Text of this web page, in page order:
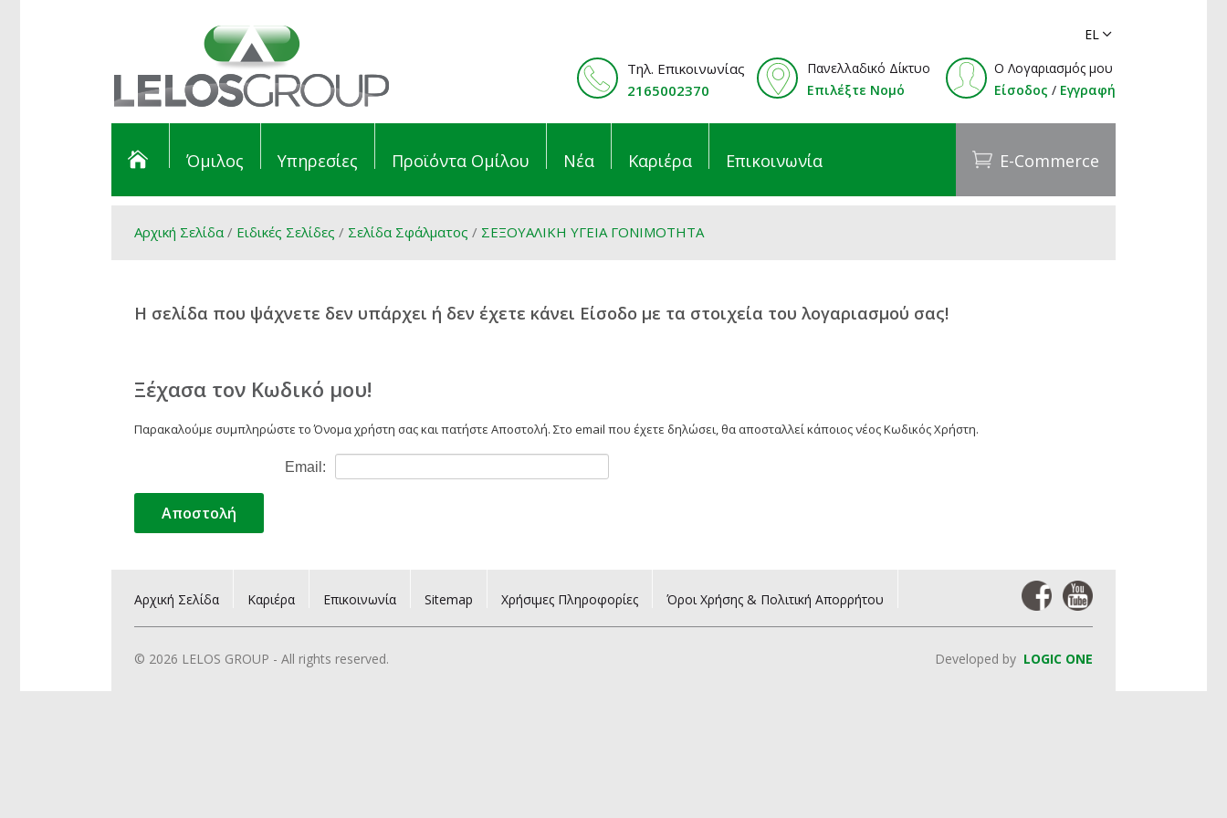
O Λογαριασμός μου
Είσοδος / Εγγραφή
Πανελλαδικό Δίκτυο
Επιλέξτε Νομό
Τηλ. Επικοινωνίας
2165002370
Όμιλος Υπηρεσίες Προϊόντα Ομίλου Νέα Καριέρα Επικοινωνία E-Commerce
Αρχική Σελίδα/ Ειδικές Σελίδες / Σελίδα Σφάλματος / ΣΕΞΟΥΑΛΙΚΗ ΥΓΕΙΑ ΓΟΝΙΜΟΤΗΤΑ
Η σελίδα που ψάχνετε δεν υπάρχει ή δεν έχετε κάνει Είσοδο με τα στοιχεία του λογαριασμού σας!
Ξέχασα τον Κωδικό μου!
Παρακαλούμε συμπληρώστε το Όνομα χρήστη σας και πατήστε Αποστολή. Στο email που έχετε δηλώσει, θα αποσταλλεί κάποιος νέος Κωδικός Χρήστη.
Email:
Αποστολή
Αρχική Σελίδα Καριέρα Επικοινωνία Sitemap Χρήσιμες Πληροφορίες Όροι Χρήσης & Πολιτική Απορρήτου
© 2026 LELOS GROUP - All rights reserved. Developed by LOGIC ONE